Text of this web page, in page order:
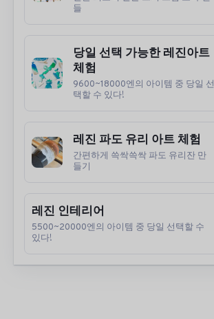
들
당일 선택 가능한 레진아트
체험
9600~18000엔의 아이템 중 당일 선
택할 수 있다!
레진 파도 유리 아트 체험
간편하게 쓱싹쓱싹 파도 유리잔 만
들기
레진 인테리어
5500~20000엔의 아이템 중 당일 선택할 수
있다!